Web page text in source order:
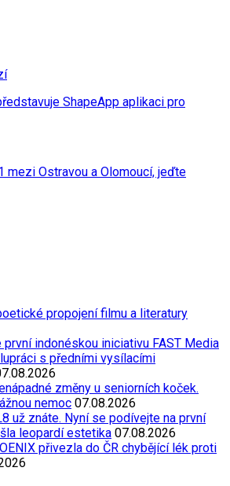
ShapeApp aplikaci pro
mezi Ostravou a Olomoucí, jeďte
propojení filmu a literatury
první indonéskou iniciativu FAST Media
s předními vysílacími
změny u seniorních koček.
nemoc 07.08.2026
už znáte. Nyní se podívejte na první
leopardí estetika 07.08.2026
přivezla do ČR chybějící lék proti